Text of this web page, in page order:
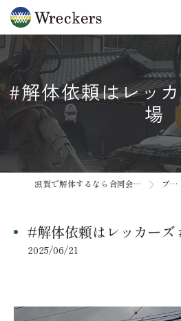
#解体依頼はレッ
場
滋賀で解体するなら合同会社Wreckers ブログ
#解体依頼はレッカーズ
2025/06/21